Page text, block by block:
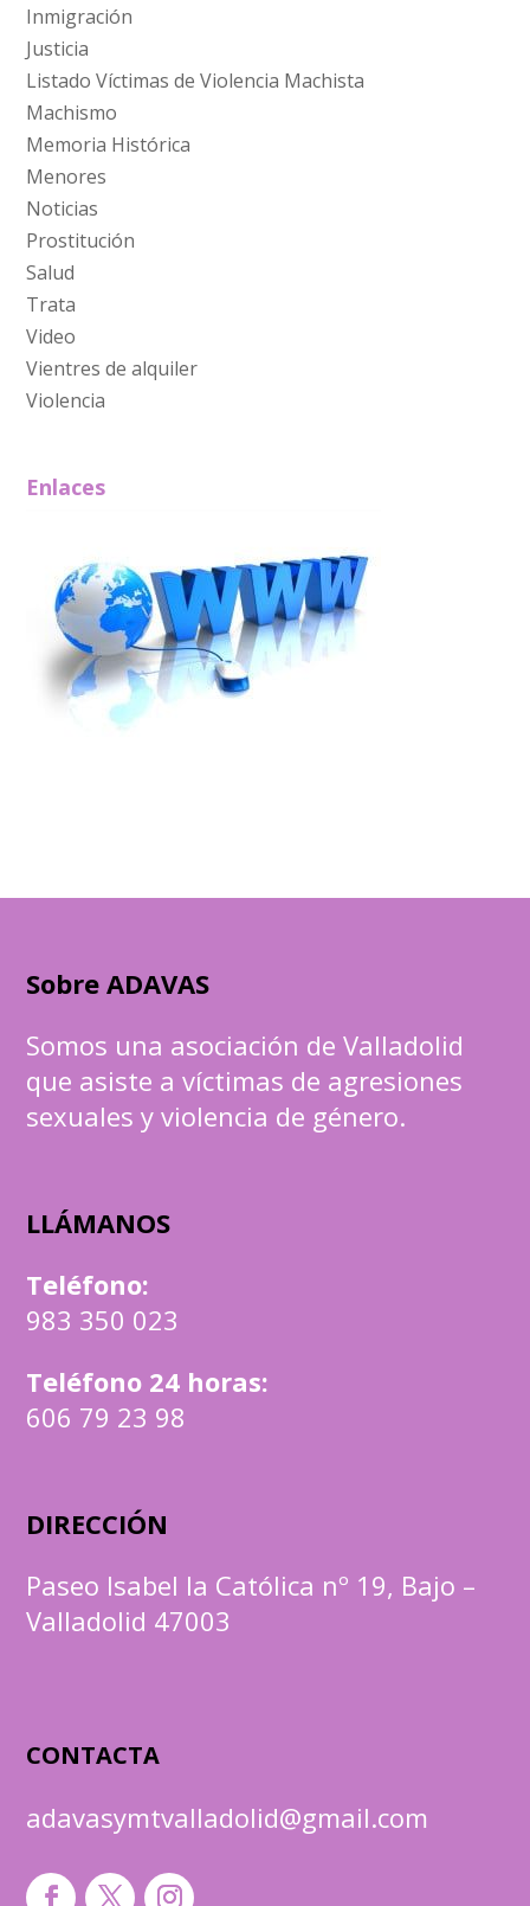
Inmigración
Justicia
Listado Víctimas de Violencia Machista
Machismo
Memoria Histórica
Menores
Noticias
Prostitución
Salud
Trata
Video
Vientres de alquiler
Violencia
Enlaces
Sobre ADAVAS
Somos una asociación de Valladolid
que asiste a víctimas de agresiones
sexuales y violencia de género.
LLÁMANOS
Teléfono:
983 350 023
Teléfono 24 horas:
606 79 23 98
DIRECCIÓN
Paseo Isabel la Católica nº 19, Bajo –
Valladolid 47003
CONTACTA
adavasymtvalladolid@gmail.com